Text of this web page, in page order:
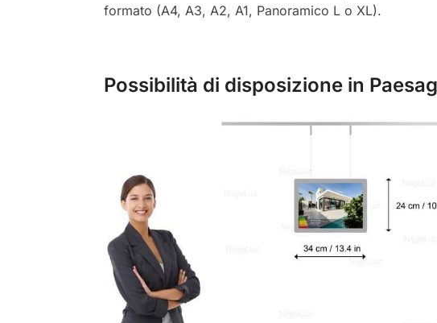
formato (A4, A3, A2, A1, Panoramico L o XL).
Possibilità di disposizione in